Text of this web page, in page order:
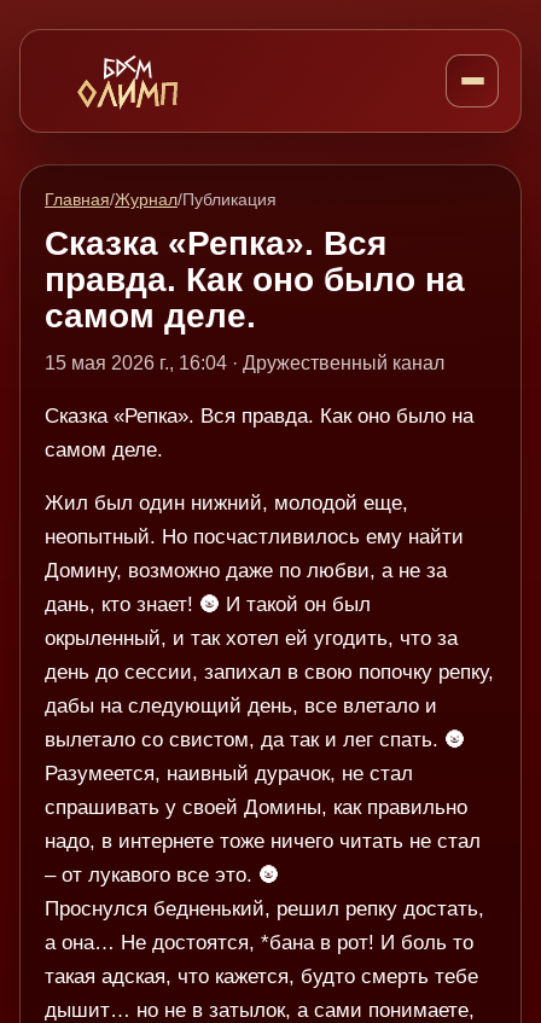
Главная/Журнал/Публикация
Сказка «Репка». Вся
правда. Как оно было на
самом деле.
15 мая 2026 г., 16:04 · Дружественный канал
Сказка «Репка». Вся правда. Как оно было на
самом деле.
Жил был один нижний, молодой еще,
неопытный. Но посчастливилось ему найти
Домину, возможно даже по любви, а не за
дань, кто знает! 🌚 И такой он был
окрыленный, и так хотел ей угодить, что за
день до сессии, запихал в свою попочку репку,
дабы на следующий день, все влетало и
вылетало со свистом, да так и лег спать. 🌚
Разумеется, наивный дурачок, не стал
спрашивать у своей Домины, как правильно
надо, в интернете тоже ничего читать не стал
– от лукавого все это. 🌚
Проснулся бедненький, решил репку достать,
а она… Не достоятся, *бана в рот! И боль то
такая адская, что кажется, будто смерть тебе
дышит… но не в затылок, а сами понимаете,